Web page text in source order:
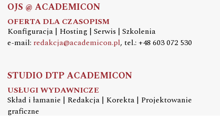
OJS @ ACADEMICON
OFERTA DLA CZASOPISM
Konfiguracja | Hosting | Serwis | Szkolenia
e-mail: redakcja@academicon.pl, tel.: +48 603 072 530
STUDIO DTP ACADEMICON
USŁUGI WYDAWNICZE
Skład i łamanie | Redakcja | Korekta | Projektowanie
graficzne